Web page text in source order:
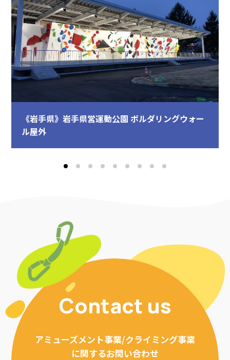
《岩手県》岩手県営運動公園 ボルダリングウォー
ル屋外
Contact us
アミューズメント事業/クライミング事業
に関するお問い合わせ